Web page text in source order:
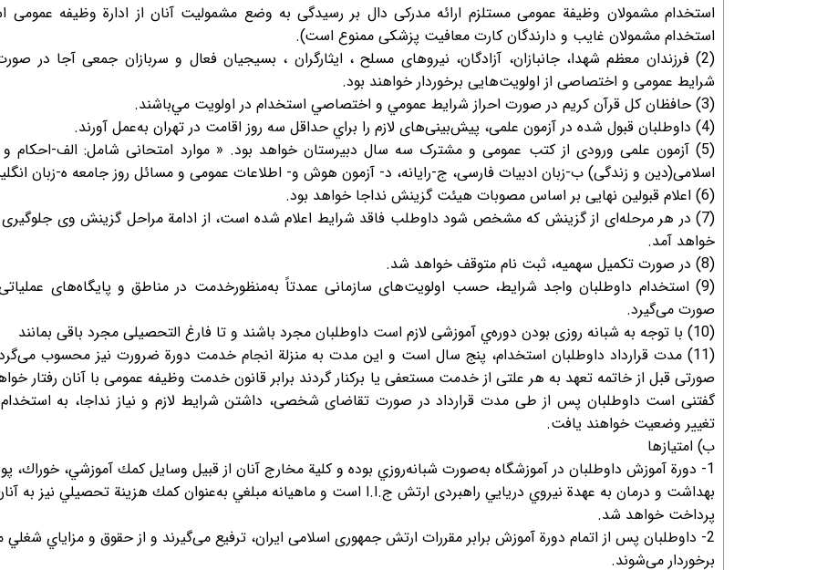
استخدام مشمولان وظیفة عمومی مستلزم ارائه مدرکی دال بر رسیدگی به وضع مشمولیت آنان از ادارة وظیفه
استخدام مشمولان غایب و دارندگان کارت معافیت پزشکی ممنوع است).
(2) فرزندان معظم شهدا، جانبازان، آزادگان، نیروهای مسلح ، ايثارگران ، بسیجیان فعال و سربازان جمعی آجا در
شرایط عمومی و اختصاصی از اولویت‌هایی برخوردار خواهند بود.
(3) حافظان كل قرآن كريم در صورت احراز شرايط عمومي و اختصاصي استخدام در اولويت مي‌باشند.
(4) داوطلبان قبول شده در آزمون علمی، پیش‌بینی‌های لازم را براي حداقل سه روز اقامت در تهران به‌عمل آورند.
(5) آزمون علمی ورودی از کتب عمومی و مشترک سه سال دبیرستان خواهد بود. « موارد امتحانی شامل: الف-احکام
اسلامی(دین و زندگی) ب-زبان ادبیات فارسی، ج-رایانه، د- آزمون هوش و- اطلاعات عمومی و مسائل روز جامعه ه-زبان
(6) اعلام قبولین نهایی بر اساس مصوبات هیئت گزینش نداجا خواهد بود.
(7) در هر مرحله‌ای از گزینش که مشخص شود داوطلب فاقد شرایط اعلام شده است، از ادامة مراحل گزینش وی
خواهد آمد.
(8) در صورت تکمیل سهمیه، ثبت نام متوقف خواهد شد.
(9) استخدام داوطلبان واجد شرایط، حسب اولویت‌های سازمانی عمدتاً به‌منظورخدمت در مناطق و پایگاه‌های
صورت می‌گیرد.
(10) با توجه به شبانه روزی بودن دوره‌ي آموزشی لازم است داوطلبان مجرد باشند و تا فارغ التحصیلی مجرد باقی بمانند
(11) مدت قرارداد داوطلبان استخدام، پنج سال است و این مدت به منزلة انجام خدمت دورة ضرورت نیز محسوب
صورتی قبل از خاتمه تعهد به هر علتی از خدمت مستعفی یا برکنار گردند برابر قانون خدمت وظیفه عمومی با آنان رفتار
گفتنی است داوطلبان پس از طی مدت قرارداد در صورت تقاضای شخصی، داشتن شرایط لازم و نیاز نداجا، به
تغییر وضعیت خواهند یافت.
ب) امتيازها
1- دورة آموزش داوطلبان در آموزشگاه به‌صورت شبانه‌روزي بوده و كلية مخارج آنان از قبيل وسايل كمك آموزشي، خوراك،
بهداشت و درمان به عهدة نيروي دريایي راهبردی ارتش ج.ا.ا است و ماهيانه مبلغي به‌عنوان كمك هزينة تحصيلي نيز به
پرداخت خواهد شد.
2- داوطلبان پس از اتمام دورة آموزش برابر مقررات ارتش جمهوری اسلامی ایران، ترفیع می‌گیرند و از حقوق و مزاياي شغلي
برخوردار می‌شوند.